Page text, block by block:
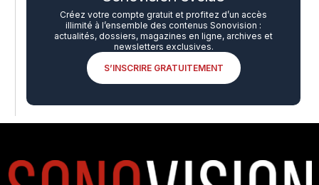
Créez votre compte gratuit et profitez d’un accès
illimité à l’ensemble des contenus Sonovision :
actualités, dossiers, magazines en ligne, archives et
newsletters exclusives.
S’INSCRIRE GRATUITEMENT